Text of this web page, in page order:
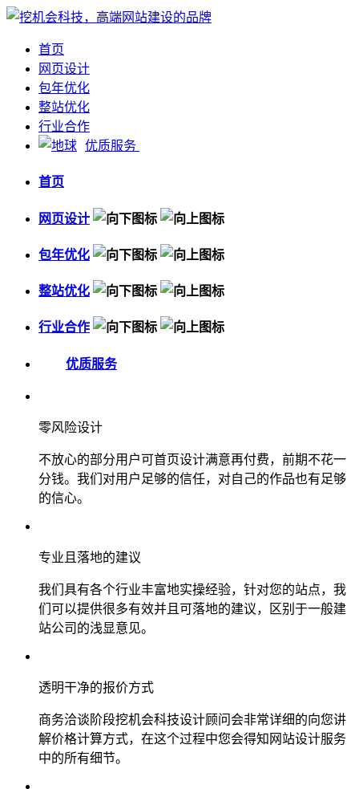
首页
网页设计
包年优化
整站优化
行业合作
优质服务
首页
网页设计
包年优化
整站优化
行业合作
优质服务
零风险设计
不放心的部分用户可首页设计满意再付费，前期不花一
分钱。我们对用户足够的信任，对自己的作品也有足够
的信心。
专业且落地的建议
我们具有各个行业丰富地实操经验，针对您的站点，我
们可以提供很多有效并且可落地的建议，区别于一般建
站公司的浅显意见。
透明干净的报价方式
商务洽谈阶段挖机会科技设计顾问会非常详细的向您讲
解价格计算方式，在这个过程中您会得知网站设计服务
中的所有细节。